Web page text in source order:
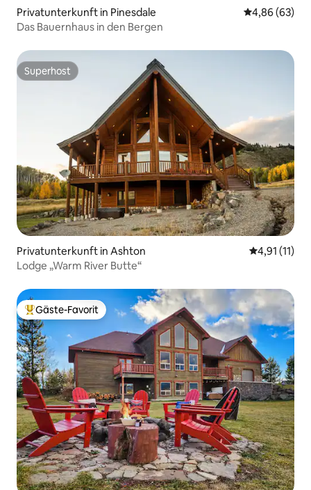
Privatunterkunft in Pinesdale
4,86 (63)
Das Bauernhaus in den Bergen
Superhost
Superhost
Privatunterkunft in Ashton
4,91 (11)
Lodge „Warm River Butte“
Beliebter Gäste-Favorit.
Gäste-Favorit